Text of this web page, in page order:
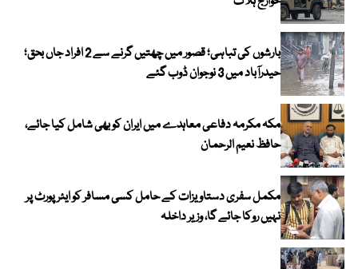
بارشوں کی تباہی؛ قصور میں چھتیں گرنے سے 2 افراد جاں بحق؛
حیدرآباد میں 3 نوجوان ڈوب گئے
مکہ مکرمہ دفاعی معاہدے میں ایران کو بھی شامل کیا جائے،
حافظ نعیم الرحمان
مکمل سفری دستاویزات کے حامل کسی مسافر کو ایئرپورٹ پر
نہیں روکا جائے گا، وزیر داخلہ